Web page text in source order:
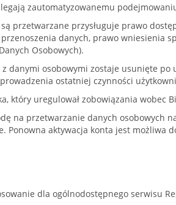
zautomatyzowanemu
przetwarzane przysługuje prawo
danych, prawo wniesienia
Osobowych).
danymi osobowymi zostaje usunięte
ostatniej czynności
który uregulował zobowiązania
na przetwarzanie danych osobowych
Ponowna aktywacja konta jest możliwa
dla ogólnodostępnego serwisu